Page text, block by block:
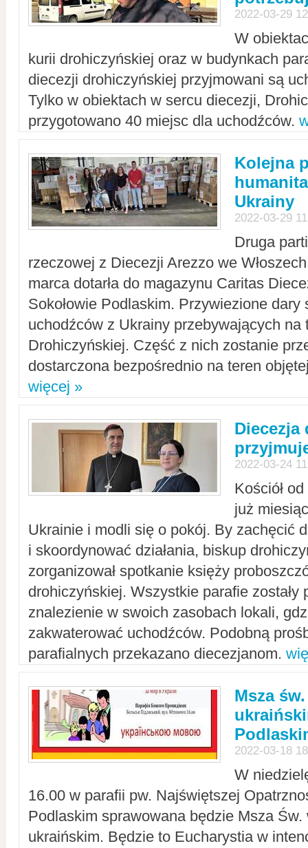
2022-03-29
W
kurii drohiczyńskiej oraz w budynkach
diecezji drohiczyńskiej przyjmowani są
Tylko w obiektach w sercu diecezji,
przygotowano 40 miejsc dla uchodźców.
Kolejna
Ukrainy
2022-03-29
Druga
rzeczowej z Diecezji Arezzo we
marca dotarła do magazynu Caritas
Sokołowie Podlaskim. Przywiezione dary
uchodźców z Ukrainy przebywających na
Drohiczyńskiej. Część z nich zostanie
dostarczona bezpośrednio na teren
więcej »
Diecezja
2022-03-24
Kościół
już
Ukrainie i modli się o pokój. By zachęcić
i skoordynować działania, biskup
zorganizował spotkanie księży
drohiczyńskiej. Wszystkie parafie zostały
znalezienie w swoich zasobach lokali,
zakwaterować uchodźców. Podobną
parafialnych przekazano diecezjanom.
Msza
2022-03-18
W
16.00 w parafii pw. Najświętszej
Podlaskim sprawowana będzie Msza Św.
ukraińskim. Będzie to Eucharystia w